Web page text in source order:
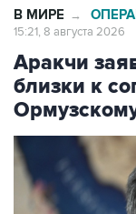
Аракчи
близки к